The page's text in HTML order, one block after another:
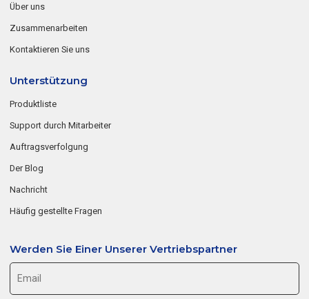
Über uns
Zusammenarbeiten
Kontaktieren Sie uns
Unterstützung
Produktliste
Support durch Mitarbeiter
Auftragsverfolgung
Der Blog
Nachricht
Häufig gestellte Fragen
Werden Sie Einer Unserer Vertriebspartner